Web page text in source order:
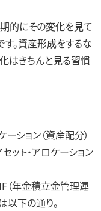
的にその変化を見て
す。資産形成をするな
はきちんと見る習慣
ション（資産配分）
ット・アロケーション
（年金積立金管理運
以下の通り。